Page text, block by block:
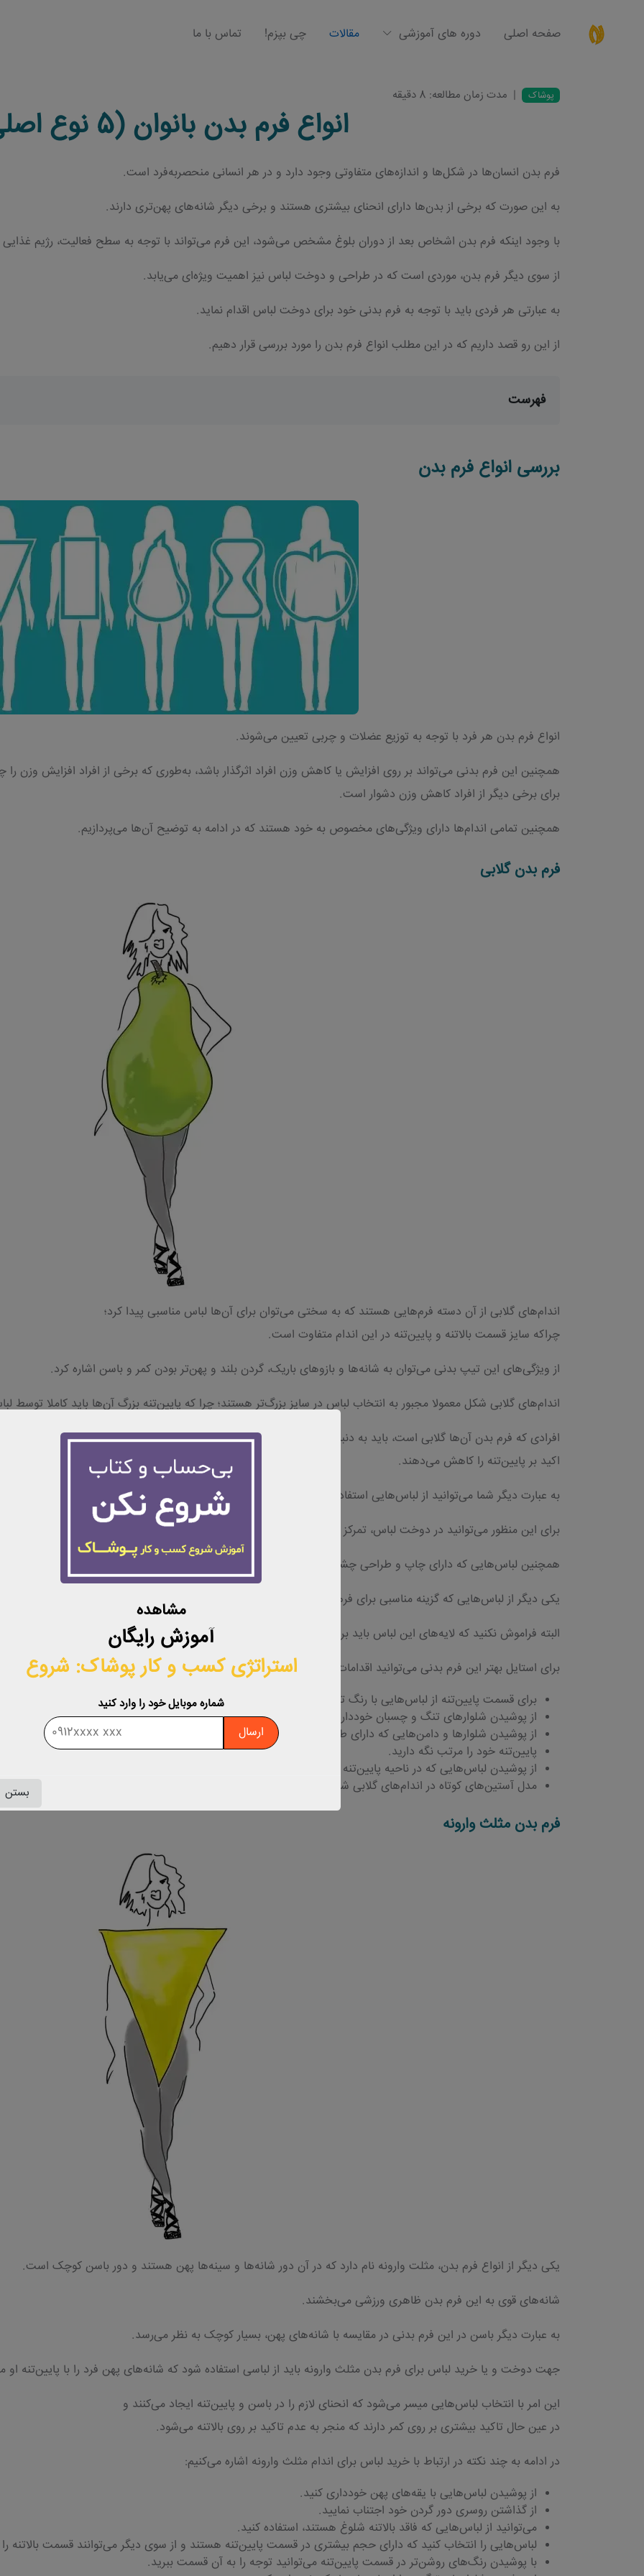
صفحه اصلی دوره های آموزشی مقالات چی بپزم! تماس با ما
پوشاک | مدت زمان مطالعه: 8 دقیقه
انواع فرم بدن بانوان (5 نوع اصلی)
فرم بدن انسان‌ها در شکل‌ها و اندازه‌های متفاوتی وجود دارد و در هر انسانی منحصربه‌فرد است.
به این صورت که برخی از بدن‌ها دارای انحنای بیشتری هستند و برخی دیگر شانه‌های پهن‌تری دارند.
با وجود اینکه فرم بدن اشخاص بعد از دوران بلوغ مشخص می‌شود، این فرم می‌تواند با توجه به سطح فعالیت، رژیم
از سوی دیگر فرم بدن، موردی است که در طراحی و دوخت لباس نیز اهمیت ویژه‌ای می‌یابد.
به عبارتی هر فردی باید با توجه به فرم بدنی خود برای دوخت لباس اقدام نماید.
از این رو قصد داریم که در این مطلب انواع فرم بدن را مورد بررسی قرار دهیم.
فهرست
بررسی انواع فرم بدن
انواع فرم بدن هر فرد با توجه به توزیع عضلات و چربی تعیین می‌شوند.
همچنین این فرم بدنی می‌تواند بر روی افزایش یا کاهش وزن افراد اثرگذار باشد، به‌طوری که برخی از افراد افزایش وزن را
برای برخی دیگر از افراد کاهش وزن دشوار است.
همچنین تمامی اندام‌ها دارای ویژگی‌های مخصوص به خود هستند که در ادامه به توضیح آن‌ها می‌پردازیم.
فرم بدن گلابی
اندام‌های گلابی از آن دسته فرم‌هایی هستند که به سختی می‌توان برای آن‌ها لباس مناسبی پیدا کرد؛
چراکه سایز قسمت بالاتنه و پایین‌تنه در این اندام متفاوت است.
از ویژگی‌های این تیپ بدنی می‌توان به شانه‌ها و بازوهای باریک، گردن بلند و پهن‌تر بودن کمر و باسن اشاره کرد.
اندام‌های گلابی شکل معمولا مجبور به انتخاب لباس‌ در سایز بزرگ‌تر هستند؛ چرا که پایین‌تنه بزرگ آن‌ها باید کاملا توسط
افرادی که فرم بدن آن‌ها گلابی است، باید به دنبال لباس‌هایی باشند که توجه را به قسمت بالایی بدن معطوف می‌کنند و
اکید بر پایین‌تنه را کاهش می‌دهند.
به عبارت دیگر شما می‌توانید از لباس‌هایی استفاده کنید که حجم بالاتری در بالاتنه دارند و یا حداقل اینطور به نظر می‌رسند.
برای این منظور می‌توانید در دوخت لباس، تمرکز بیشتری بر روی شانه‌ها داشته باشید.
همچنین لباس‌هایی که دارای چاپ و طراحی چشم‌نواز بر روی قسمت بالاتنه هستند، می‌توانند گزینه عالی برای این نوع از
یکی دیگر از لباس‌هایی که گزینه مناسبی برای فرم گلابی شکل می‌باشد، لباس‌های لایه‌دار است.
البته فراموش نکنید که لایه‌های این لباس باید بر روی قسمت بالایی آن وجود داشته باشند تا این فرم بدنی را به تعادل
برای استایل بهتر این فرم بدنی می‌توانید اقدامات مختلفی انجام دهید که در زیر به آن‌ها اشاره می‌کنیم:
برای قسمت پایین‌تنه از لباس‌هایی با رنگ تیره‌تر استفاده کنید.
از پوشیدن شلوار‌های تنگ و چسبان خودداری کنید.
از پوشیدن شلوارها و دامن‌هایی که دارای طرح هستند، اجتناب فرمایید.
پایین‌تنه خود را مرتب نگه دارید.
از پوشیدن لباس‌هایی که در ناحیه پایین‌تنه دارای جیب و کمربند هستند، خودداری کنید.
مدل آستین‌های کوتاه در اندام‌های گلابی شکل باید پهن و دارای طرح باشند تا به بالاتنه حجم دهند.
فرم بدن مثلث وارونه
یکی دیگر از انواع فرم بدن، مثلت وارونه نام دارد که در آن دور شانه‌ها و سینه‌ها پهن هستند و دور باسن کوچک است.
شانه‌های قوی به این فرم بدن ظاهری ورزشی می‌بخشند.
به عبارت دیگر باسن در این فرم بدنی در مقایسه با شانه‌های پهن، بسیار کوچک به نظر می‌رسد.
جهت دوخت و یا خرید لباس برای فرم بدن مثلث وارونه باید از لباسی استفاده شود که شانه‌های پهن فرد را با پایین‌تنه او
این امر با انتخاب لباس‌هایی میسر می‌شود که انحنای لازم را در باسن و پایین‌تنه ایجاد می‌کنند و
در عین حال تاکید بیشتری بر روی کمر دارند که منجر به عدم تاکید بر روی بالاتنه می‌شود.
در ادامه به چند نکته در ارتباط با خرید لباس برای اندام مثلث وارونه اشاره می‌کنیم:
از پوشیدن لباس‌هایی با یقه‌های پهن خودداری کنید.
از گذاشتن روسری دور گردن خود اجتناب نمایید.
می‌توانید از لباس‌هایی که فاقد بالاتنه شلوغ هستند، استفاده کنید.
لباس‌هایی را انتخاب کنید که دارای حجم بیشتری در قسمت پایین‌تنه هستند و از سوی دیگر می‌توانند قسمت بالاتنه
با پوشیدن رنگ‌های روشن‌تر در قسمت پایین‌تنه می‌توانید توجه را به آن قسمت ببرید.
مشاهده
آموزش رایگان
استراتژی کسب‌ و کار پوشاک: شروع
شماره موبایل خود را وارد کنید
ارسال
بستن